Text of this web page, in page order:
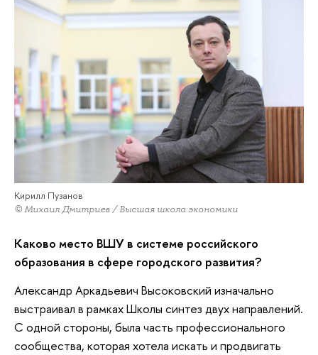
Кирилл Пузанов
© Михаил Дмитриев / Высшая школа экономики
Каково место ВШУ в системе российского
образования в сфере городского развития?
Александр Аркадьевич Высоковский изначально
выстраивал в рамках Школы синтез двух направлений.
С одной стороны, была часть профессионального
сообщества, которая хотела искать и продвигать